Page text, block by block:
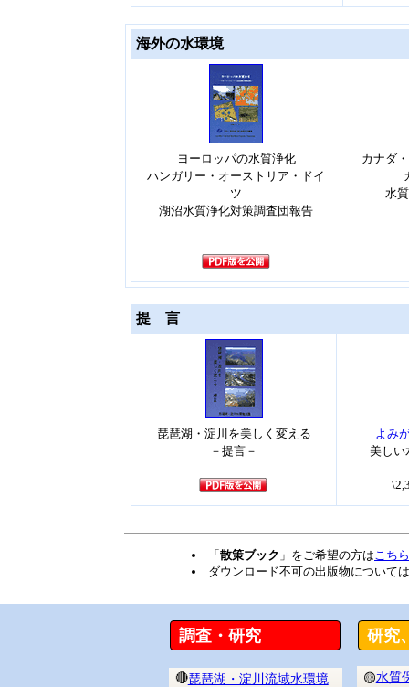
調査・研究
🔴琵琶湖・淀川流域水環境
研究
🟡水質
海外の水環境
ヨーロッパの水質浄化
ハンガリー・オーストリア・ドイ
ツ
湖沼水質浄化対策調査団報告
カナダ
水
提 言
琵琶湖・淀川を美しく変える
－提言－
よみ
美しい
「 散策ブック 」をご希望の方はこち
ダウンロード不可の出版物について